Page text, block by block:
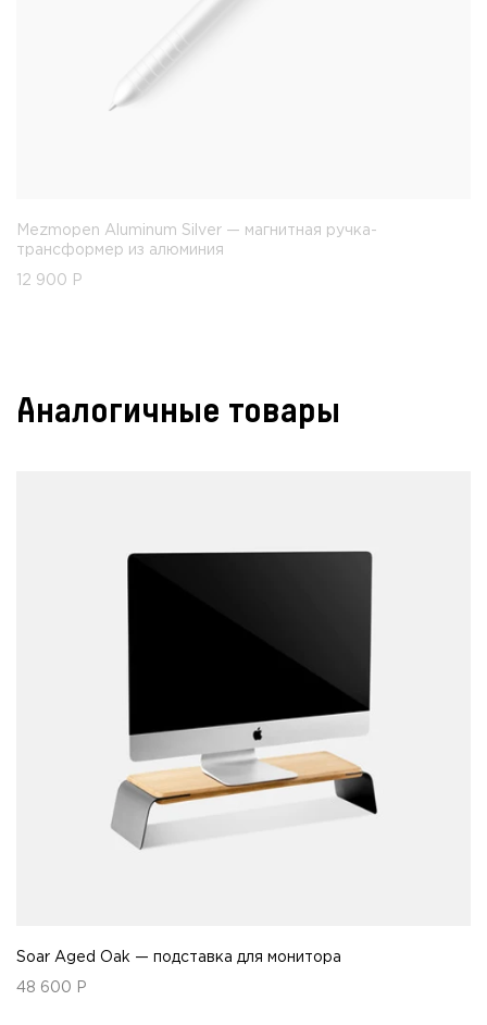
Mezmopen Aluminum Silver — магнитная ручка-
трансформер из алюминия
12 900 Р
Аналогичные товары
Soar Aged Oak — подставка для монитора
48 600 Р